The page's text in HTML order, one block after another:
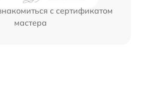
с сертификатом
мастера